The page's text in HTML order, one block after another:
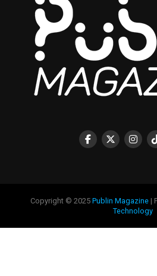
Copyright © 2025Publin Magazine |
Technology